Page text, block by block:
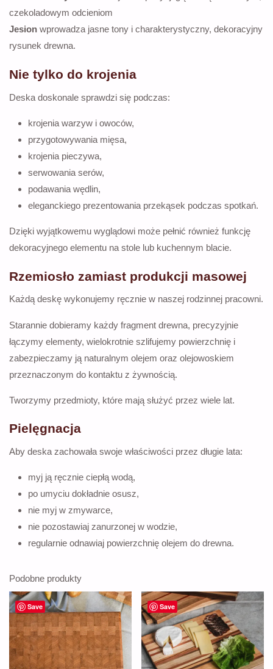
czekoladowym odcieniom
Jesion wprowadza jasne tony i charakterystyczny, dekoracyjny
rysunek drewna.
Nie tylko do krojenia
Deska doskonale sprawdzi się podczas:
krojenia warzyw i owoców,
przygotowywania mięsa,
krojenia pieczywa,
serwowania serów,
podawania wędlin,
eleganckiego prezentowania przekąsek podczas spotkań.
Dzięki wyjątkowemu wyglądowi może pełnić również funkcję
dekoracyjnego elementu na stole lub kuchennym blacie.
Rzemiosło zamiast produkcji masowej
Każdą deskę wykonujemy ręcznie w naszej rodzinnej pracowni.
Starannie dobieramy każdy fragment drewna, precyzyjnie
łączymy elementy, wielokrotnie szlifujemy powierzchnię i
zabezpieczamy ją naturalnym olejem oraz olejowoskiem
przeznaczonym do kontaktu z żywnością.
Tworzymy przedmioty, które mają służyć przez wiele lat.
Pielęgnacja
Aby deska zachowała swoje właściwości przez długie lata:
myj ją ręcznie ciepłą wodą,
po umyciu dokładnie osusz,
nie myj w zmywarce,
nie pozostawiaj zanurzonej w wodzie,
regularnie odnawiaj powierzchnię olejem do drewna.
Podobne produkty
Save Save